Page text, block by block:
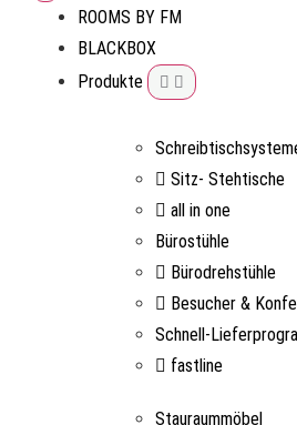
ROOMS BY FM
BLACKBOX
Produkte
Sitz- Stehtische
all in one
Bürostühle
Bürodrehstühle
Besucher &
Schnell-
fastline
Stauraummöbel